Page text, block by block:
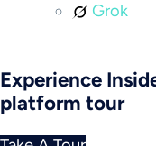
Grok
Experience
platform tour